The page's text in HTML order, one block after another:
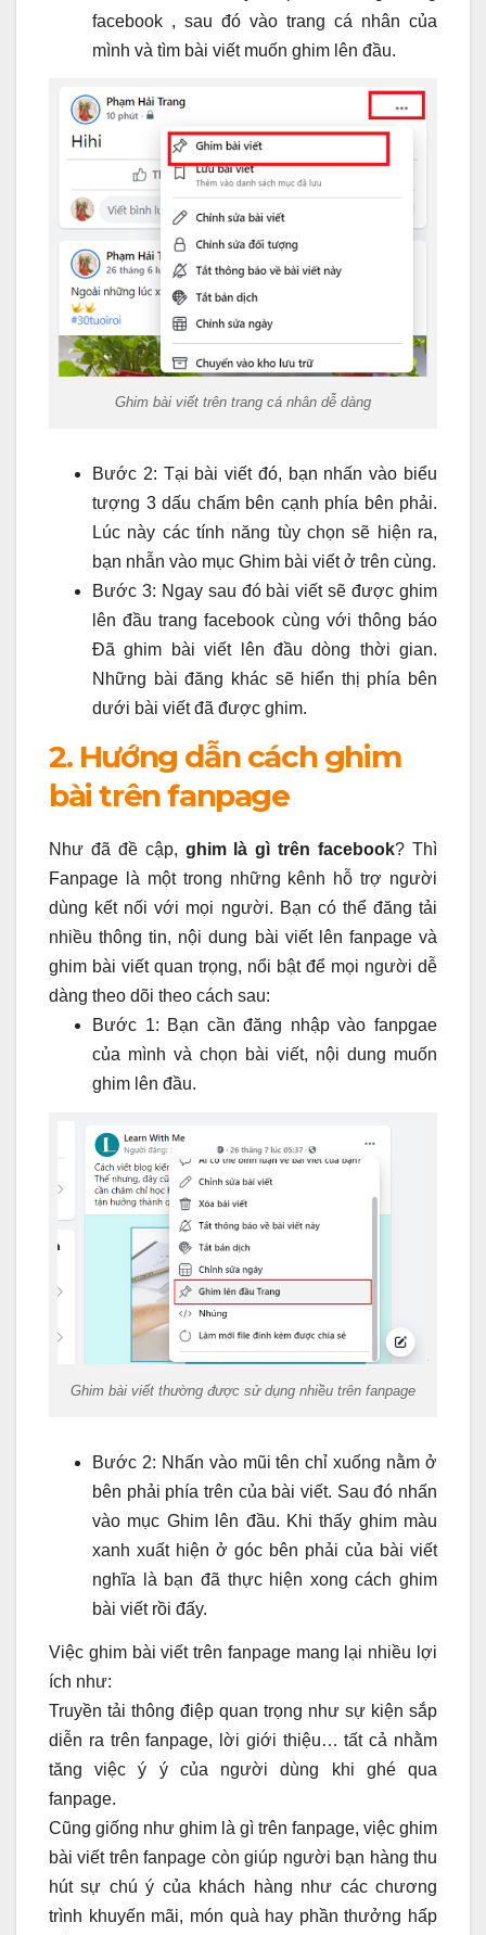
facebook , sau đó vào trang cá nhân của
mình và tìm bài viết muốn ghim lên đầu.
Ghim bài viết trên trang cá nhân dễ dàng
Bước 2: Tại bài viết đó, bạn nhấn vào biểu
tượng 3 dấu chấm bên cạnh phía bên phải.
Lúc này các tính năng tùy chọn sẽ hiện ra,
bạn nhẫn vào mục Ghim bài viết ở trên cùng.
Bước 3: Ngay sau đó bài viết sẽ được ghim
lên đầu trang facebook cùng với thông báo
Đã ghim bài viết lên đầu dòng thời gian.
Những bài đăng khác sẽ hiển thị phía bên
dưới bài viết đã được ghim.
2. Hướng dẫn cách ghim
bài trên fanpage
Như đã đề cập, ghim là gì trên facebook? Thì
Fanpage là một trong những kênh hỗ trợ người
dùng kết nối với mọi người. Bạn có thể đăng tải
nhiều thông tin, nội dung bài viết lên fanpage và
ghim bài viết quan trọng, nổi bật để mọi người dễ
dàng theo dõi theo cách sau:
Bước 1: Bạn cần đăng nhập vào fanpgae
của mình và chọn bài viết, nội dung muốn
ghim lên đầu.
Ghim bài viết thường được sử dụng nhiều trên fanpage
Bước 2: Nhấn vào mũi tên chỉ xuống nằm ở
bên phải phía trên của bài viết. Sau đó nhấn
vào mục Ghim lên đầu. Khi thấy ghim màu
xanh xuất hiện ở góc bên phải của bài viết
nghĩa là bạn đã thực hiện xong cách ghim
bài viết rồi đấy.
Việc ghim bài viết trên fanpage mang lại nhiều lợi
ích như:
Truyền tải thông điệp quan trọng như sự kiện sắp
diễn ra trên fanpage, lời giới thiệu… tất cả nhằm
tăng việc ý ý của người dùng khi ghé qua
fanpage.
Cũng giống như ghim là gì trên fanpage, việc ghim
bài viết trên fanpage còn giúp người bạn hàng thu
hút sự chú ý của khách hàng như các chương
trình khuyến mãi, món quà hay phần thưởng hấp